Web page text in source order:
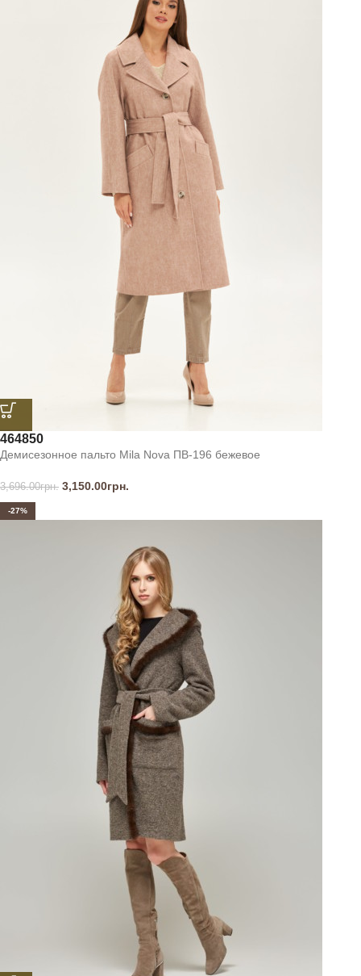
464850
Демисезонное пальто Mila Nova ПВ-196 бежевое
3,696.00грн. 3,150.00грн.
-27%